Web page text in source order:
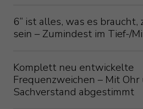
6“ ist alles, was es braucht,
sein – Zumindest im Tief-/
Komplett neu entwickelte
Frequenzweichen – Mit Ohr
Sachverstand abgestimmt